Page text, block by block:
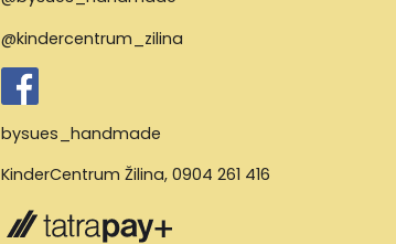
@kindercentrum_zilina
bysues_handmade
KinderCentrum Žilina,0904 261 416